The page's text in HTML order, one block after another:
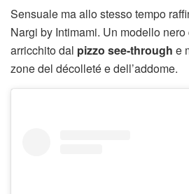
Sensuale ma allo stesso tempo
Nargi by Intimami. Un modello
arricchito dal pizzo see-through e
zone del décolleté e dell’addome.